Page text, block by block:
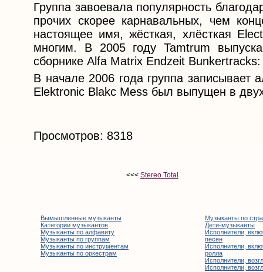
Группа завоевала популярность
прочих скорее карнавальных, чем
настоящее имя, жёсткая, хлёсткая
многим. В 2005 году Tamtrum
сборнике Alfa Matrix Endzeit
В начале 2006 года группа
Elektronic Blakc Mess был выпущен в
Просмотров: 8318
<<< Stereo Total
Вымышленные музыканты
Категории музыкантов
Музыканты по алфавиту
Музыканты по группам
Музыканты по инструментам
Музыканты по оркестрам
Музыканты по
Дети-музыканты
Исполнители,
песен
Исполнители,
ролла
Исполнители,
Исполнители,